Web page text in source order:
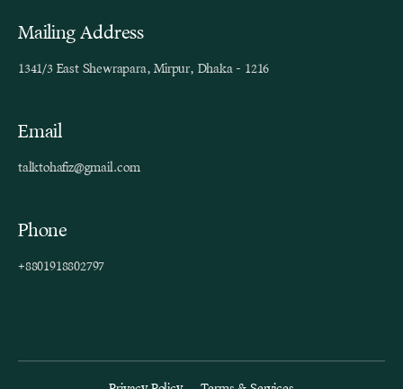
Mailing Address
1341/3 East Shewrapara, Mirpur, Dhaka - 1216
Email
talktohafiz@gmail.com
Phone
+8801918802797